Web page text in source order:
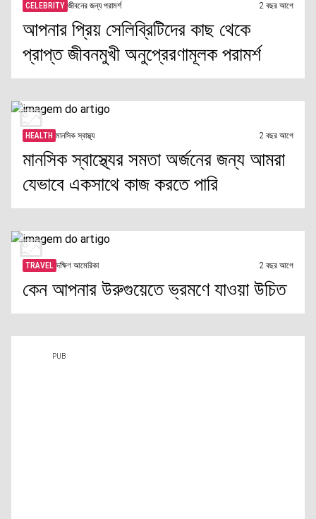
CELEBRITY জীবনের জন্য পরামর্শ 2 বছর আগে
আপনার প্রিয় সেলিব্রিটিদের কাছ থেকে
প্রাপ্ত জীবনমুখী অনুপ্রেরণামূলক পরামর্শ
HEALTH মানসিক স্বাস্থ্য 2 বছর আগে
মানসিক স্বাস্থ্যের সমতা অর্জনের জন্য আমরা
যেভাবে একসাথে কাজ করতে পারি
TRAVEL দক্ষিণ আমেরিকা 2 বছর আগে
কেন আপনার উরুগুয়েতে ভ্রমণে যাওয়া উচিত